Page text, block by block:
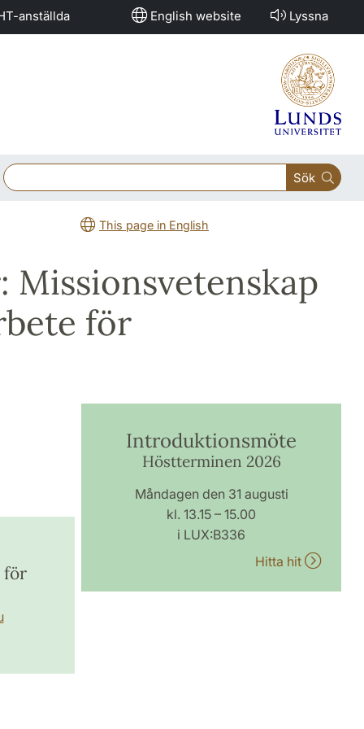
anställda English website Lyssna
Sök
This page in English
för
för
Introduktionsmöte
Höstterminen 2026
Måndagen den 31 augusti
kl. 13.15 – 15.00
i LUX:B336
Hitta hit